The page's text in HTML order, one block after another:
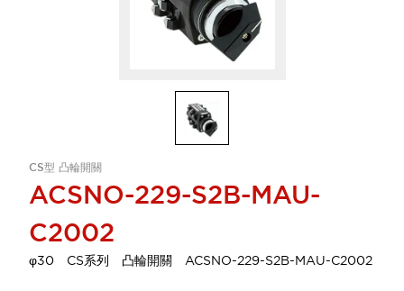
CS型 凸輪開關
ACSNO-229-S2B-MAU-
C2002
φ30 CS系列 凸輪開關 ACSNO-229-S2B-MAU-C2002